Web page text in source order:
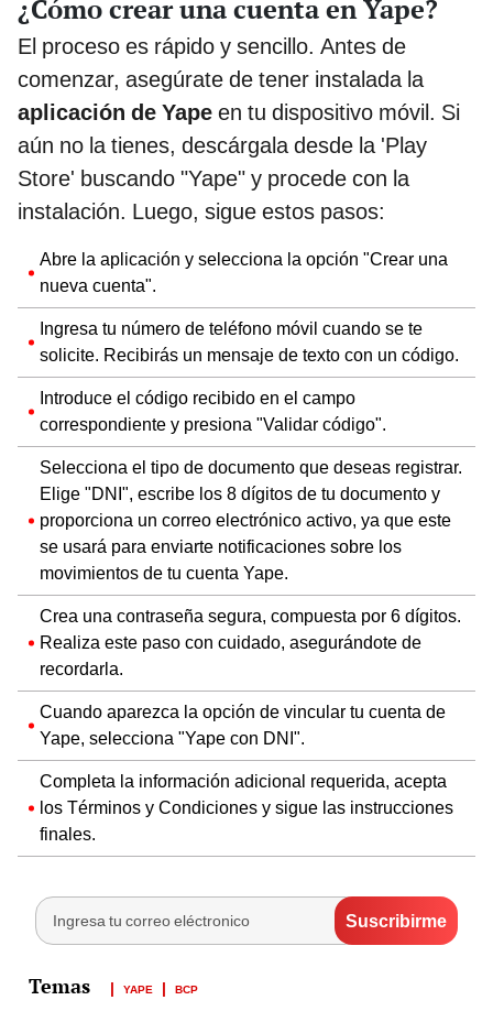
¿Cómo crear una cuenta en Yape?
El proceso es rápido y sencillo. Antes de
comenzar, asegúrate de tener instalada la
aplicación de Yape en tu dispositivo móvil. Si
aún no la tienes, descárgala desde la 'Play
Store' buscando "Yape" y procede con la
instalación. Luego, sigue estos pasos:
Abre la aplicación y selecciona la opción "Crear una
nueva cuenta".
Ingresa tu número de teléfono móvil cuando se te
solicite. Recibirás un mensaje de texto con un código.
Introduce el código recibido en el campo
correspondiente y presiona "Validar código".
Selecciona el tipo de documento que deseas registrar.
Elige "DNI", escribe los 8 dígitos de tu documento y
proporciona un correo electrónico activo, ya que este
se usará para enviarte notificaciones sobre los
movimientos de tu cuenta Yape.
Crea una contraseña segura, compuesta por 6 dígitos.
Realiza este paso con cuidado, asegurándote de
recordarla.
Cuando aparezca la opción de vincular tu cuenta de
Yape, selecciona "Yape con DNI".
Completa la información adicional requerida, acepta
los Términos y Condiciones y sigue las instrucciones
finales.
YAPE BCP